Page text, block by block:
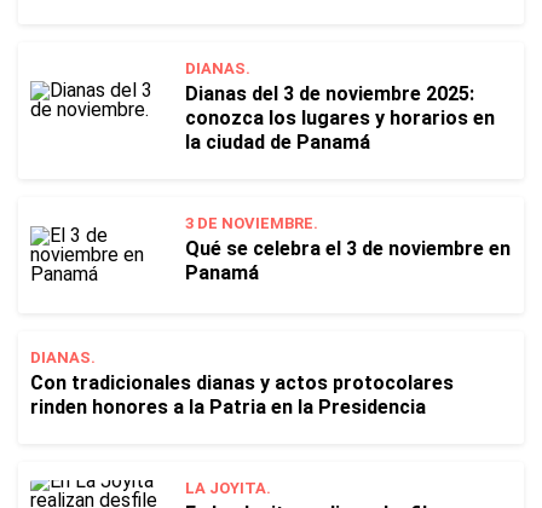
DIANAS.
Dianas del 3 de noviembre 2025:
conozca los lugares y horarios en
la ciudad de Panamá
3 DE NOVIEMBRE.
Qué se celebra el 3 de noviembre en
Panamá
DIANAS.
Con tradicionales dianas y actos protocolares
rinden honores a la Patria en la Presidencia
LA JOYITA.